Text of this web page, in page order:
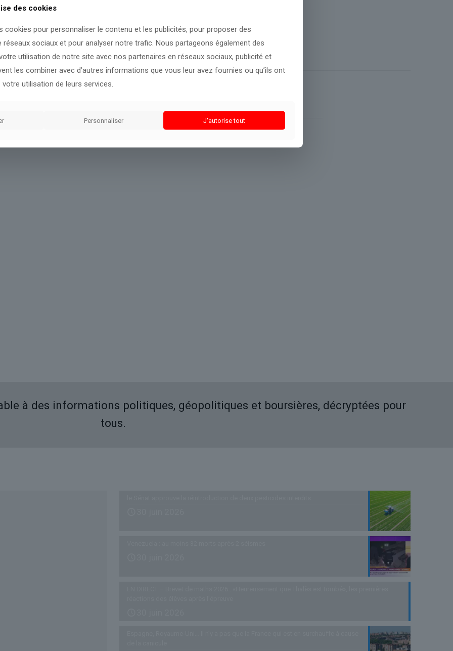
les faits.
à des informations politiques, géopolitiques et boursières, décryptées pour
tous.
des cookies
cookies pour personnaliser le contenu et les publicités, pour proposer des
sociaux et pour analyser notre trafic. Nous partageons également des
utilisation de notre site avec nos partenaires en réseaux sociaux, publicité et
les combiner avec d’autres informations que vous leur avez fournies ou qu’ils ont
utilisation de leurs services.
Personnaliser J'autorise tout